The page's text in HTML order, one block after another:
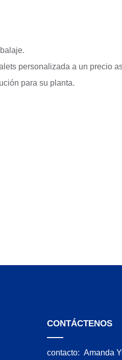
personalizada a un precio
para su planta.
CONTÁCTENOS
contacto: Amanda